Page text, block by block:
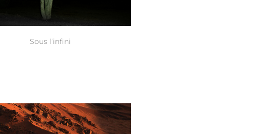
Sous l’infini